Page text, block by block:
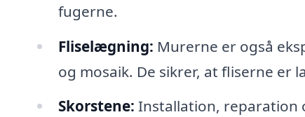
fugerne.
Fliselægning: Murerne er også
og mosaik. De sikrer, at fliserne er
Skorstene: Installation, reparation